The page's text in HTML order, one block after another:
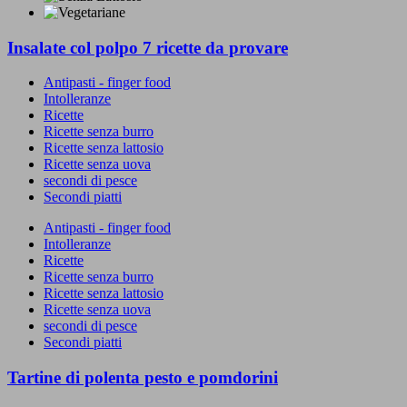
Insalate col polpo 7 ricette da provare
Antipasti - finger food
Intolleranze
Ricette
Ricette senza burro
Ricette senza lattosio
Ricette senza uova
secondi di pesce
Secondi piatti
Antipasti - finger food
Intolleranze
Ricette
Ricette senza burro
Ricette senza lattosio
Ricette senza uova
secondi di pesce
Secondi piatti
Tartine di polenta pesto e pomdorini